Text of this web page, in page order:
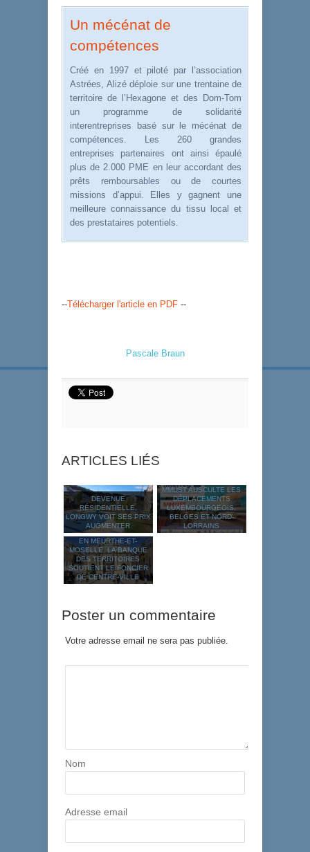
Un mécénat de
compétences
Créé en 1997 et piloté par l’association
Astrées, Alizé déploie sur une trentaine de
territoire de l’Hexagone et des Dom-Tom
un programme de solidarité
interentreprises basé sur le mécénat de
compétences. Les 260 grandes
entreprises partenaires ont ainsi épaulé
plus de 2.000 PME en leur accordant des
prêts remboursables ou de courtes
missions d’appui. Elles y gagnent une
meilleure connaissance du tissu local et
des prestataires potentiels.
--Télécharger l'article en PDF --
Pascale Braun
ARTICLES LIÉS
DEVENUE
RÉSIDENTIELLE,
LONGWY VOIT SES PRIX
AUGMENTER
MMUST AUSCULTE LES
DÉPLACEMENTS
LUXEMBOURGEOIS,
BELGES ET NORD-
LORRAINS
EN MEURTHE-ET-
MOSELLE, LA BANQUE
DES TERRITOIRES
SOUTIENT LE FONCIER
DE CENTRE-VILLE
Poster un commentaire
Votre adresse email ne sera pas publiée.
Nom
Adresse email